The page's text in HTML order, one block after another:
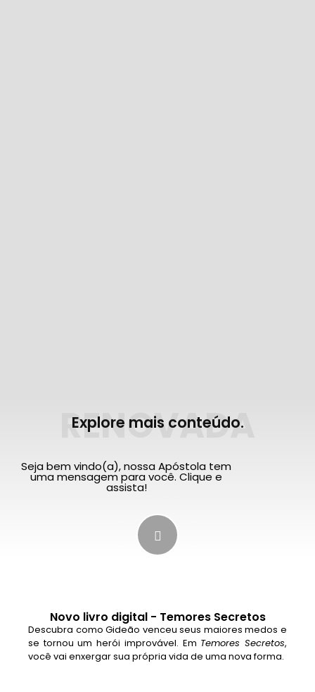
RENOVADA
Explore mais conteúdo.
Seja bem vindo(a), nossa Apóstola tem
uma mensagem para você. Clique e
assista!
Novo livro digital - Temores Secretos
Descubra como Gideão venceu seus maiores medos e
se tornou um herói improvável. Em Temores Secretos,
você vai enxergar sua própria vida de uma nova forma.